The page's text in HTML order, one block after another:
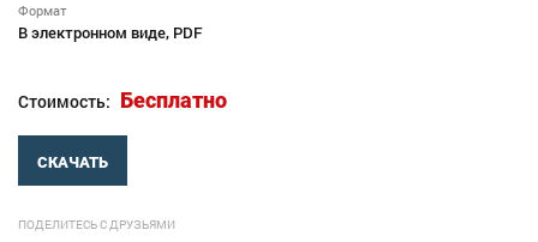
Формат
В электронном виде, PDF
Стоимость: Бесплатно
СКАЧАТЬ
ПОДЕЛИТЕСЬ С ДРУЗЬЯМИ